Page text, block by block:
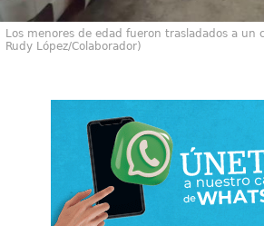
Los menores de edad fueron trasladados a un
Rudy López/Colaborador)